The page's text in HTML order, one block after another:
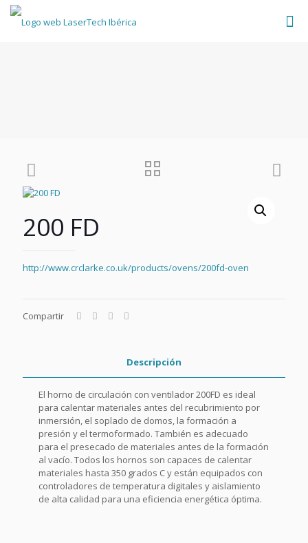
200 FD
http://www.crclarke.co.uk/products/ovens/200fd-oven
Compartir
Descripción
El horno de circulación con ventilador 200FD es ideal
para calentar materiales antes del recubrimiento por
inmersión, el soplado de domos, la formación a
presión y el termoformado. También es adecuado
para el presecado de materiales antes de la formación
al vacío. Todos los hornos son capaces de calentar
materiales hasta 350 grados C y están equipados con
controladores de temperatura digitales y aislamiento
de alta calidad para una eficiencia energética óptima.